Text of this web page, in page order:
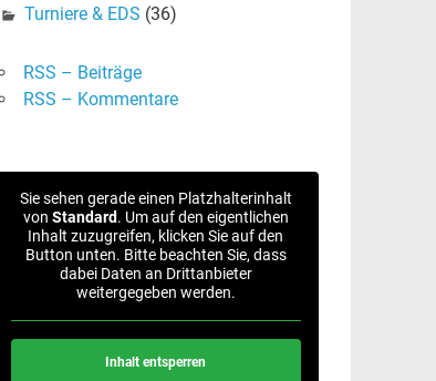
Turniere & EDS (36)
RSS – Beiträge
RSS – Kommentare
Sie sehen gerade einen Platzhalterinhalt
von Standard. Um auf den eigentlichen
Inhalt zuzugreifen, klicken Sie auf den
Button unten. Bitte beachten Sie, dass
dabei Daten an Drittanbieter
weitergegeben werden.
Inhalt entsperren